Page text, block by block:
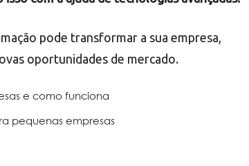
pode transformar a sua empresa,
oportunidades de mercado.
e como funciona
pequenas empresas